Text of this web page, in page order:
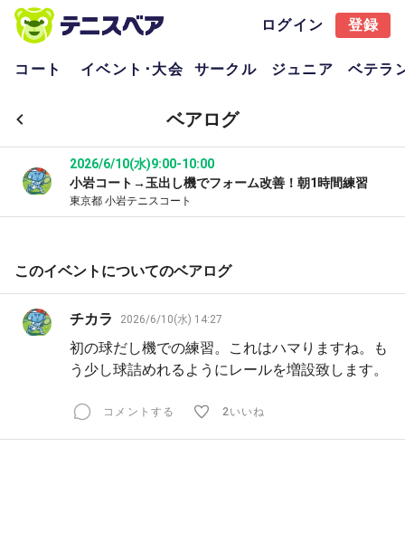
ログイン 登録
コート イベント･大会 サークル ジュニア ベテラ
ベアログ
2026/6/10(水)9:00-10:00
小岩コート→玉出し機でフォーム改善！朝1時間練習
東京都 小岩テニスコート
このイベントについてのベアログ
チカラ 2026/6/10(水) 14:27
初の球だし機での練習。これはハマりますね。も
う少し球詰めれるようにレールを増設致します。
コメントする 2いいね